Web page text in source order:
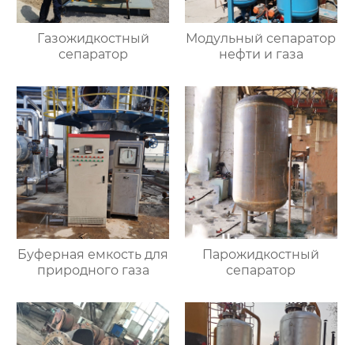
Газожидкостный
сепаратор
Модульный сепаратор
нефти и газа
Буферная емкость для
природного газа
Парожидкостный
сепаратор